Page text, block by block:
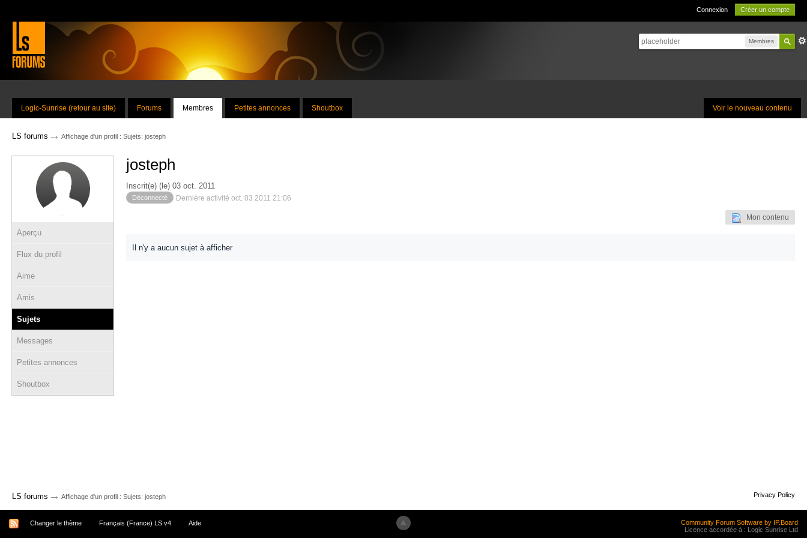
Connexion Créer un compte
Membres
Voir le nouveau contenu
Logic-Sunrise (retour au site) Forums Membres Petites annonces Shoutbox
LS forums → Affichage d'un profil : Sujets: josteph
Aperçu
Flux du profil
Aime
Amis
Sujets
Messages
Petites annonces
Shoutbox
josteph
Inscrit(e) (le) 03 oct. 2011
Déconnecté Dernière activité oct. 03 2011 21:06
Mon contenu
Il n'y a aucun sujet à afficher
LS forums → Affichage d'un profil : Sujets: josteph Privacy Policy
Changer le thème Français (France) LS v4 Aide
Community Forum Software by IP.Board
Licence accordée à : Logic Sunrise Ltd